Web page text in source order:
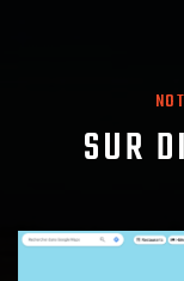
SUR